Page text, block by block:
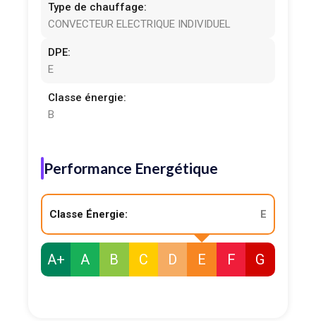
Type de chauffage:
CONVECTEUR ELECTRIQUE INDIVIDUEL
DPE:
E
Classe énergie:
B
Performance Energétique
Classe Énergie: E
A+ A B C D E F G